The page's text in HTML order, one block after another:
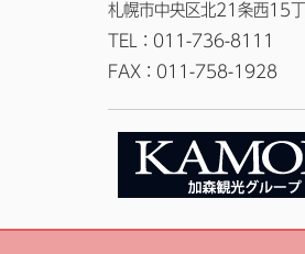
札幌市中央区北21条西15
TEL：011-736-8111
FAX：011-758-1928